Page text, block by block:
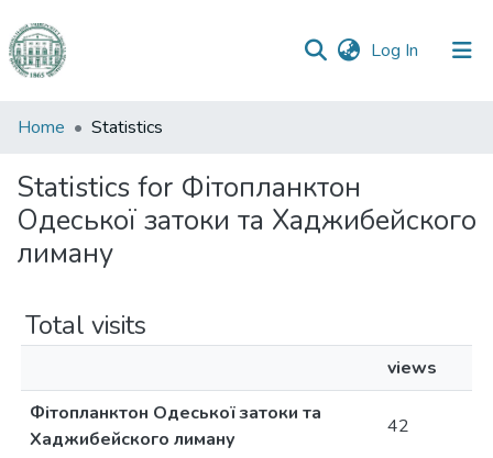
Log In (current)
Communities
Collections
All of DSpace
Home Statistics
Statistics for Фітопланктон
Одеської затоки та Хаджибейского
лиману
Total visits
views
Фітопланктон Одеської затоки та
Хаджибейского лиману
42